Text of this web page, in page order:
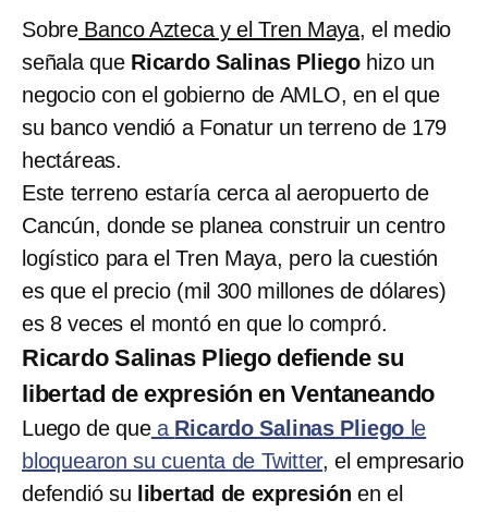
Sobre Banco Azteca y el Tren Maya, el medio
señala que Ricardo Salinas Pliegohizo un
negocio con el gobierno de AMLO, en el que
su banco vendió a Fonatur un terreno de 179
hectáreas.
Este terreno estaría cerca al aeropuerto de
Cancún, donde se planea construir un centro
logístico para el Tren Maya, pero la cuestión
es que el precio (mil 300 millones de dólares)
es 8 veces el montó en que lo compró.
Ricardo Salinas Pliego defiende su
libertad de expresión en Ventaneando
Luego de quea Ricardo Salinas Pliego le
bloquearon su cuenta de Twitter, el empresario
defendió su libertad de expresiónen el